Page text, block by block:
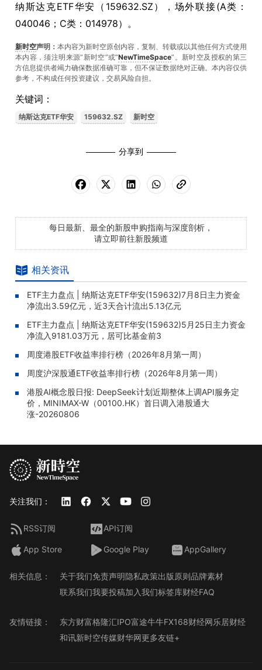
纳斯达克ETF华安（159632.SZ），场外联接(A类：
040046；C类：014978）。
新时空声明： 本内容为新时空原创内容，复制、转载或以其他任何方式使用
本内容，须注明来源“新时空”或“NewTimeSpace”。新时空及授权的第三
方信息提供者竭力确保数据准确可靠，但不保证数据绝对正确。本內容仅供
参考，不构成任何投资建议，交易风险自担。
关键词：
纳斯达克ETF华安 159632.SZ 新时空
分享到
每日最新、最全的新股申购指南与深度剖析，
请立即前往新股频道
相关资讯
ETF主力盘点 | 纳斯达克ETF华安(159632)7月8日主力资金
净流出3.59亿元，近3天合计流出5.13亿元
ETF主力盘点 | 纳斯达克ETF华安(159632)5月25日主力资金
净流入9181.03万元，居可比基金前3
周度港股ETF收益率排行榜（2026年8月第一周）
周度沪深股通ETF收益率排行榜（2026年8月第一周）
港股AI概念股日报: DeepSeek计划近期整体上调API服务定
价，MINIMAX-W（00100.HK）首日调入港股通大
涨-20260806
关注我们：
RSS订阅 API订阅
App Store Google Play AppGallery
相关信息： 关于我们免责声明隐私政策出版原则品牌素材
联系我们我要投稿加入我们标签库财经FAQ
友情链接： 东方财富格隆汇IPO富途牛牛FX168财经网乐居财经
和讯新时空传媒财华网更多友链+